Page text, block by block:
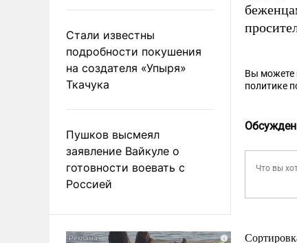
Стали известны
подробности покушения
на создателя «Упыря»
Ткачука
Пушков высмеял
заявление Вайкуле о
готовности воевать с
Россией
Вы можете
политике